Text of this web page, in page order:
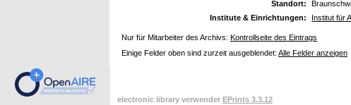
Standort:
Institute & Einrichtungen:
Institut für
Nur für Mitarbeiter des Archivs: Kontrollseite des Eintrags
Einige Felder oben sind zurzeit ausgeblendet: Alle Felder anzeigen
electronic library verwendet EPrints 3.3.12